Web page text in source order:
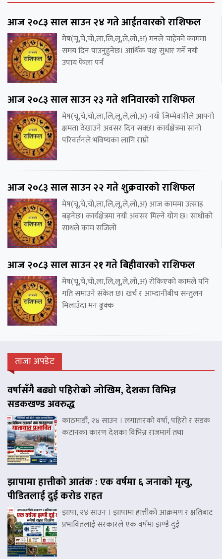
आज २०८३ साल साउन २४ गते आईतवारको राशिफल
मेष(चू,चे,चो,ला,लि,लू,ले,लो,अ) मनले चाहेको काममा
समय दिन पाउनुहुनेछ। आर्थिक पक्ष सुधार गर्ने नयाँ
उपाय फेला पर्न
आज २०८३ साल साउन २३ गते शनिवारको राशिफल
मेष(चू,चे,चो,ला,लि,लू,ले,लो,अ) नयाँ जिम्मेवारीले आफ्नो
क्षमता देखाउने अवसर दिन सक्छ। कार्यक्षेत्रमा सानो
परिवर्तनले भविष्यका लागि राम्रो
आज २०८३ साल साउन २२ गते शुक्रवारको राशिफल
मेष(चू,चे,चो,ला,लि,लू,ले,लो,अ) आज काममा उत्साह
बढ्नेछ। कार्यक्षेत्रमा नयाँ अवसर मिल्ने योग छ। साथीको
साथले काम सजिलो
आज २०८३ साल साउन २१ गते बिहीवारको राशिफल
मेष(चू,चे,चो,ला,लि,लू,ले,लो,अ) रोकिएको कामले पनि
गति समाउने संकेत छ। खर्च र आम्दानीबीच सन्तुलन
मिलाउँदा मन ढुक्क
ताजा अपडेट
वर्षासँगै बढ्यो पहिरोको जोखिम, देशका विभिन्न
सडकखण्ड अवरुद्ध
काठमाडौं, २४ साउन । लगातारको वर्षा, पहिरो र सडक
कटानका कारण देशका विभिन्न राजमार्ग तथा
झापामा हात्तीको आतंक : एक वर्षमा ६ जनाको मृत्यु,
पीडितलाई दुई करोड राहत
झापा, २४ साउन । झापामा हात्तीको आक्रमण र क्षतिबाट
प्रभावितलाई सरकारले एक वर्षमा झण्डै दुई